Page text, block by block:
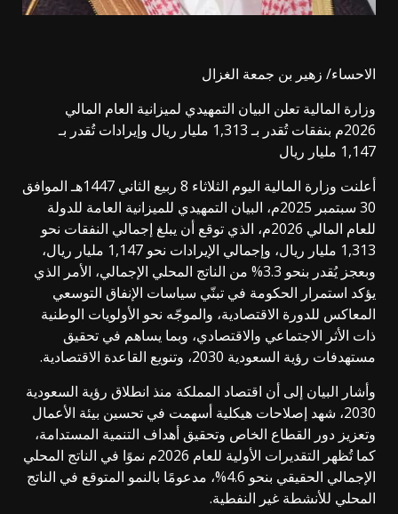
الاحساء/ زهير بن جمعة الغزال
وزارة المالية تعلن البيان التمهيدي لميزانية العام المالي
2026م بنفقات تُقدر بـ 1,313 مليار ريال وإيرادات تُقدر بـ
1,147 مليار ريال
أعلنت وزارة المالية اليوم الثلاثاء 8 ربيع الثاني 1447هـ الموافق
30 سبتمبر 2025م، البيان التمهيدي للميزانية العامة للدولة
للعام المالي 2026م، الذي توقع أن يبلغ إجمالي النفقات نحو
1,313 مليار ريال، وإجمالي الإيرادات نحو 1,147 مليار ريال،
وبعجز يُقدر بنحو 3.3% من الناتج المحلي الإجمالي، الأمر الذي
يؤكد استمرار الحكومة في تبنّي سياسات الإنفاق التوسعي
المعاكس للدورة الاقتصادية، والموجّه نحو الأولويات الوطنية
ذات الأثر الاجتماعي والاقتصادي، وبما يساهم في تحقيق
مستهدفات رؤية السعودية 2030، وتنويع القاعدة الاقتصادية.
وأشار البيان إلى أن اقتصاد المملكة منذ انطلاق رؤية السعودية
2030، شهد إصلاحات هيكلية أسهمت في تحسين بيئة الأعمال
وتعزيز دور القطاع الخاص وتحقيق أهداف التنمية المستدامة،
كما تُظهر التقديرات الأولية للعام 2026م نموًا في الناتج المحلي
الإجمالي الحقيقي بنحو 4.6%، مدعومًا بالنمو المتوقع في الناتج
المحلي للأنشطة غير النفطية.